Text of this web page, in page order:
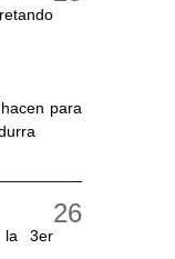
para
la 3er